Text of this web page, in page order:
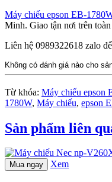
Máy chiếu epson EB-
Minh. Giao tận nơi trên
Liên hệ 0989322618 zalo
Không có đánh giá nào cho
Từ khóa: Máy chiếu epson
1780W, Máy chiếu, epson
Sản phẩm liên
Mua ngay Xem